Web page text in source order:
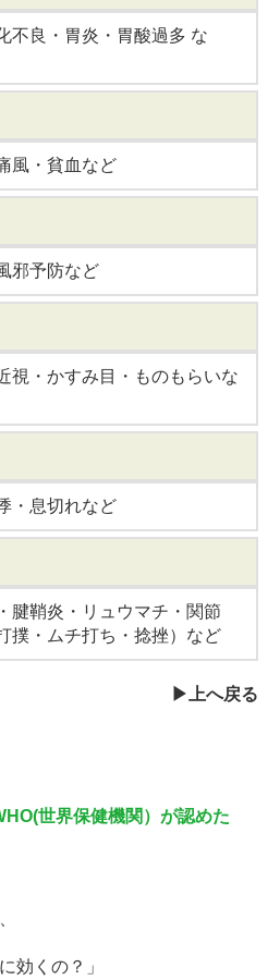
不良・胃炎・胃酸過多 な
風・貧血など
邪予防など
視・かすみ目・ものもらいな
・息切れなど
腱鞘炎・リュウマチ・関節
撲・ムチ打ち・捻挫）など
上へ戻る
世界保健機関）が認めた
効くの？」